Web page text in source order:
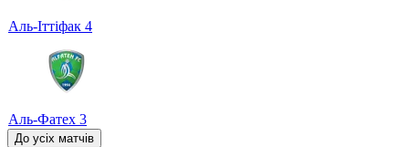
Аль-Іттіфак 4
Аль-Фатех 3
До усіх матчів